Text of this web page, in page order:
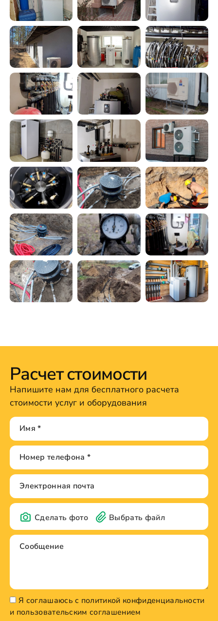
Расчет стоимости
Напишите нам для бесплатного расчета
стоимости услуг и оборудования
Сделать фото Выбрать файл
Я соглашаюсь с политикой конфиденциальности
и пользовательским соглашением